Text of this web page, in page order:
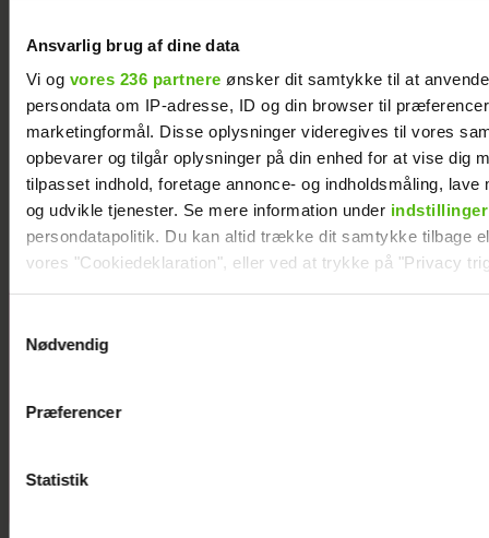
Ansvarlig brug af dine data
Vi og vores 236 partnere ønsker dit samtykke til at
persondata om IP-adresse, ID og din browser til
marketingformål. Disse oplysninger videregives til vores
opbevarer og tilgår oplysninger på din enhed for at vise dig
tilpasset indhold, foretage annonce- og indholdsmåling, lave
og udvikle tjenester. Se mere information under indstillinger
persondatapolitik. Du kan altid trække dit samtykke tilbage
vores "Cookiedeklaration", eller ved at trykke på "Privacy
Vi anvender egne cookies og cookies fra tredjeparter til at
generere statistik og huske dine præferencer samt til brug
Nødvendig
Præferencer
Statistik
Mie og Anders nyder hinanden på Smukfest:
Forløseligt og skønt